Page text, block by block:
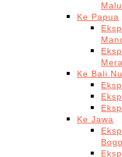
Ke Papua
Ke Bali
Ke Jawa